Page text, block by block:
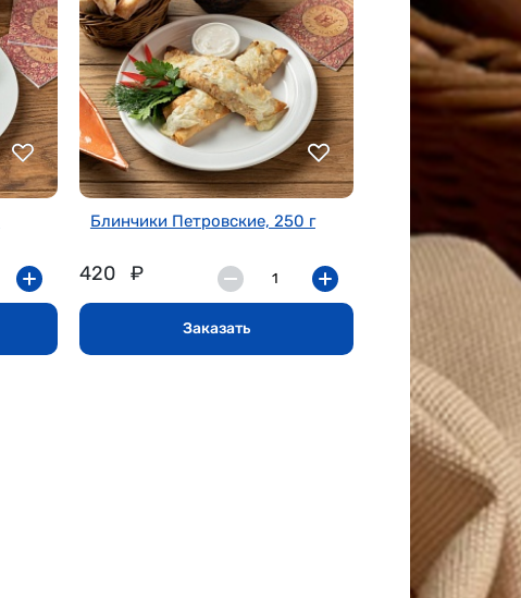
Блинчики Петровские, 250 г
420 ₽
Заказать